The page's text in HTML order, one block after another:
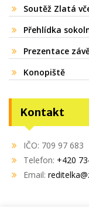
Soutěž Zlatá
Přehlídka
Prezentace
Konopiště
Kontakt
IČO: 709 97 683
Telefon: +420
Email: